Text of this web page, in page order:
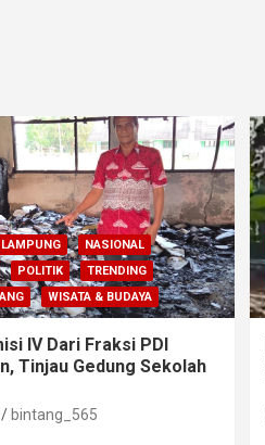
LAMPUNG
NASIONAL
POLITIK
TRENDING
WISATA & BUDAYA
IV Dari Fraksi PDI
Tinjau Gedung Sekolah
bintang_565